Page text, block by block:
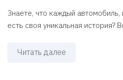
Знаете, что каждый автомобиль,
есть своя уникальная история?
Читать далее